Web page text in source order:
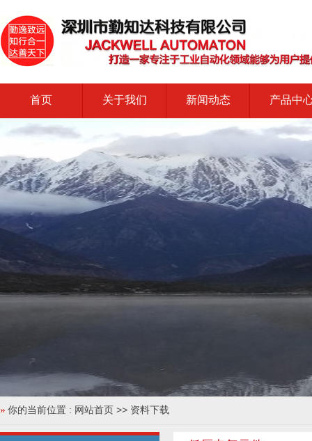
首页 关于我们 新闻动态 产品中
你的当前位置 : 网站首页 >> 资料下载